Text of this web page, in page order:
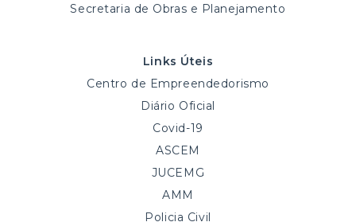
Secretaria de Obras e Planejamento
Links Úteis
Centro de Empreendedorismo
Diário Oficial
Covid-19
ASCEM
JUCEMG
AMM
Policia Civil